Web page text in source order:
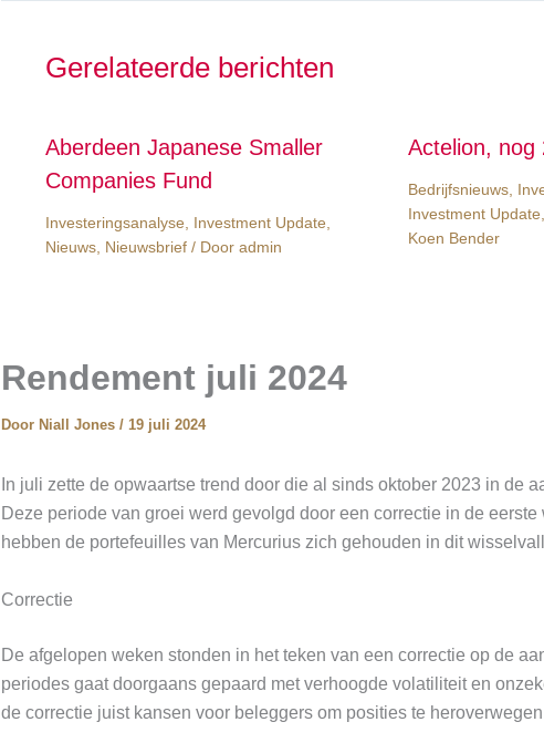
Gerelateerde berichten
Aberdeen Japanese Smaller
Companies Fund
Investeringsanalyse, Investment Update,
Nieuws, Nieuwsbrief / Door admin
Actelion, nog
Bedrijfsnieuws,
Investment Update,
Koen Bender
Rendement juli 2024
Door Niall Jones / 19 juli 2024
In juli zette de opwaartse trend door die al sinds oktober 2023 in de
Deze periode van groei werd gevolgd door een correctie in de
hebben de portefeuilles van Mercurius zich gehouden in dit
Correctie
De afgelopen weken stonden in het teken van een correctie op de
periodes gaat doorgaans gepaard met verhoogde volatiliteit en
de correctie juist kansen voor beleggers om posities te